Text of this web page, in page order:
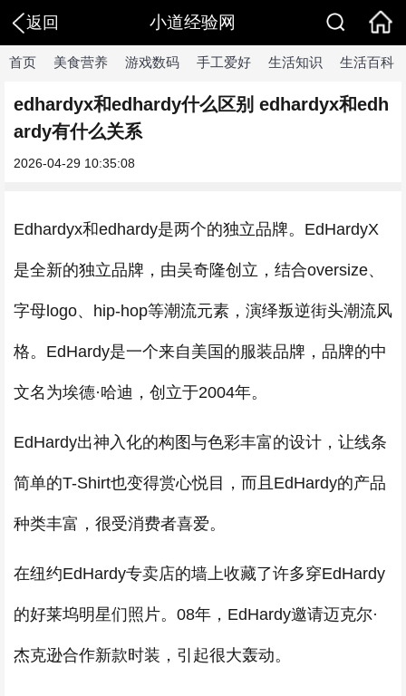
返回 小道经验网
首页 美食营养 游戏数码 手工爱好 生活知识 生活百科
edhardyx和edhardy什么区别 edhardyx和edh
ardy有什么关系
2026-04-29 10:35:08
Edhardyx和edhardy是两个的独立品牌。EdHardyX
是全新的独立品牌，由吴奇隆创立，结合oversize、
字母logo、hip-hop等潮流元素，演绎叛逆街头潮流风
格。EdHardy是一个来自美国的服装品牌，品牌的中
文名为埃德·哈迪，创立于2004年。
EdHardy出神入化的构图与色彩丰富的设计，让线条
简单的T-Shirt也变得赏心悦目，而且EdHardy的产品
种类丰富，很受消费者喜爱。
在纽约EdHardy专卖店的墙上收藏了许多穿EdHardy
的好莱坞明星们照片。08年，EdHardy邀请迈克尔·
杰克逊合作新款时装，引起很大轰动。